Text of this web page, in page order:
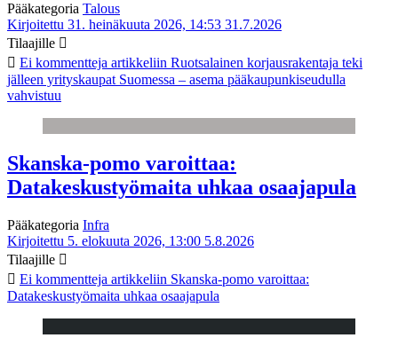
Pääkategoria Talous
Kirjoitettu 31. heinäkuuta 2026, 14:53 31.7.2026
Tilaajille
Ei kommentteja artikkeliin Ruotsalainen korjausrakentaja teki
jälleen yrityskaupat Suomessa – asema pääkaupunkiseudulla
vahvistuu
Skanska-pomo varoittaa:
Datakeskustyömaita uhkaa osaajapula
Pääkategoria Infra
Kirjoitettu 5. elokuuta 2026, 13:00 5.8.2026
Tilaajille
Ei kommentteja artikkeliin Skanska-pomo varoittaa:
Datakeskustyömaita uhkaa osaajapula